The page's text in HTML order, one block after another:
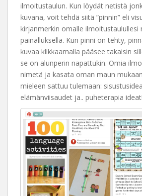
ilmoitustaulun. Kun löydät netistä
kuvana, voit tehdä siitä ”pinnin” eli
kirjanmerkin omalle ilmoitustaulullesi
painalluksella. Kun pinni on tehty,
kuvaa klikkaamalla pääsee takaisin
se on alunperin napattukin. Omia
nimetä ja kasata oman maun
mieleen sattuu tulemaan:
elämänviisaudet ja.. puheterapia ideat!